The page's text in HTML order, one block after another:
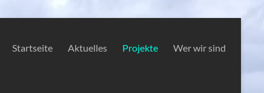
Startseite Aktuelles Projekte Wer wir sind